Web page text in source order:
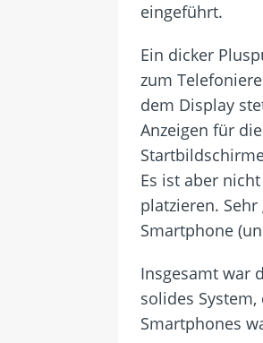
eingeführt.
Ein dicker
zum
dem Display
Anzeigen für
Es ist aber
platzieren.
Smartphone
Insgesamt war
solides
Smartphones